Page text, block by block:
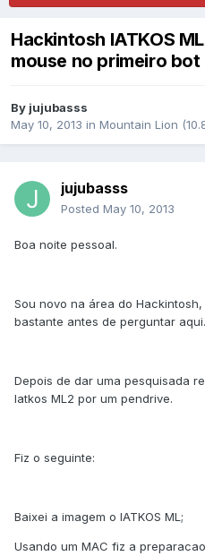
Hackintosh IATKOS
mouse no primeiro bot
By jujubasss
May 10, 2013 in Mountain Lion
jujubasss
Posted May 10, 2013
Boa noite pessoal.
Sou novo na área do
bastante antes de perguntar aqui.
Depois de dar uma pesquisada
Iatkos ML2 por um pendrive.
Fiz o seguinte:
Baixei a imagem o IATKOS ML;
Usando um MAC fiz a